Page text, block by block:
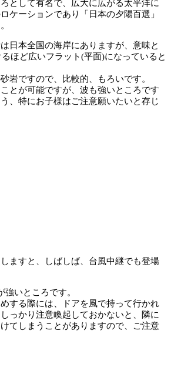
として有名で、広大に広がる太平洋に
ケーションであり「日本の夕陽百選」
日本全国の海岸にありますが、意味と
ほど広いフラット(平面)になっていると
岩ですので、比較的、もろいです。
とが可能ですが、波も強いところです
、特にお子様はご注意願いたいと存じ
ますと、しばしば、台風中継でも登場
いところです。
する際には、ドアを風で持って行かれ
っかり注意喚起しておかないと、隣に
てしまうことがありますので、ご注意